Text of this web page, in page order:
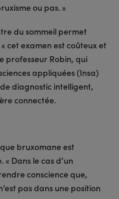
ou pas. »
du sommeil permet
cet examen est coûteux et
professeur Robin, qui
appliquées (Insa)
diagnostic intelligent,
connectée.
bruxomane est
Dans le cas d’un
conscience que,
pas dans une position